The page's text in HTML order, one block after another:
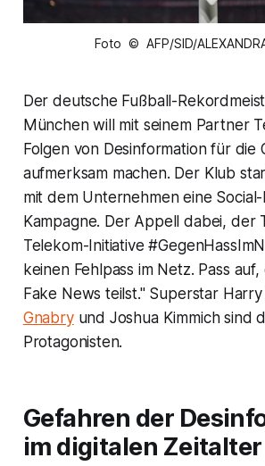
Foto © AFP/SID/
Der deutsche Fußball-
München will mit seinem Partner
Folgen von Desinformation für die
aufmerksam machen. Der Klub
mit dem Unternehmen eine
Kampagne. Der Appell dabei, der
Telekom-Initiative
keinen Fehlpass im Netz. Pass
Fake News teilst." Superstar Harry
Gnabryund Joshua Kimmich sind
Protagonisten.
Gefahren der
im digitalen Zeitalter